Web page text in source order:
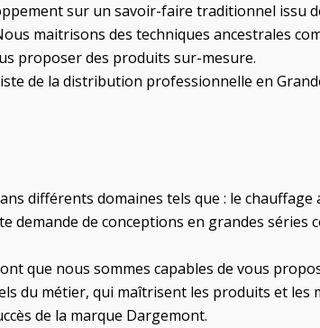
sur un savoir-faire traditionnel issu
maitrisons des techniques ancestrales
proposer des produits sur-mesure.
de la distribution professionnelle en
différents domaines tels que : le chauffage
demande de conceptions en grandes séries
que nous sommes capables de vous
du métier, qui maîtrisent les produits et les
de la marque Dargemont.